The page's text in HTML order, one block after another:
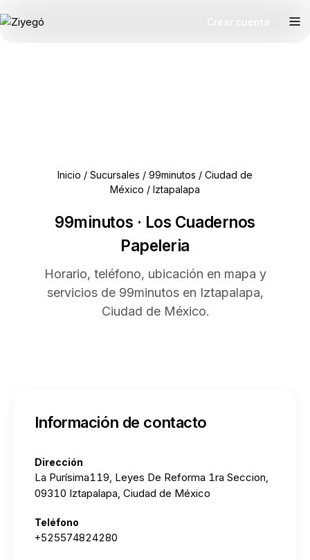
Inicio / Sucursales / 99minutos / Ciudad de
México / Iztapalapa
99minutos · Los Cuadernos
Papeleria
Horario, teléfono, ubicación en mapa y
servicios de 99minutos en Iztapalapa,
Ciudad de México.
Información de contacto
Dirección
La Purísima119, Leyes De Reforma 1ra Seccion,
09310 Iztapalapa, Ciudad de México
Teléfono
+525574824280